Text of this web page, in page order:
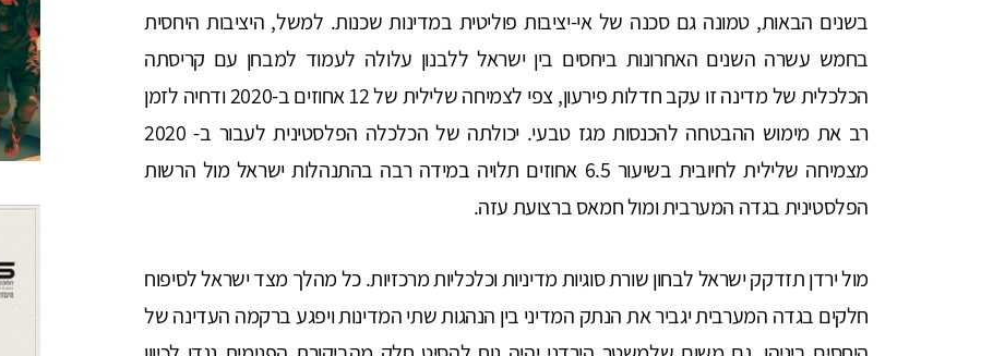
בשנים הבאות, טמונה גם סכנה של אי-יציבות פוליטית במדינות שכנות. למשל, היציבות היחסית
בחמש עשרה השנים האחרונות ביחסים בין ישראל ללבנון עלולה לעמוד למבחן עם קריסתה
הכלכלית של מדינה זו עקב חדלות פירעון, צפי לצמיחה שלילית של 12 אחוזים ב-2020 ודחיה לזמן
רב את מימוש ההבטחה להכנסות מגז טבעי. יכולתה של הכלכלה הפלסטינית לעבור ב- 2020
מצמיחה שלילית לחיובית בשיעור 6.5 אחוזים תלויה במידה רבה בהתנהלות ישראל מול הרשות
הפלסטינית בגדה המערבית ומול חמאס ברצועת עזה.
מול ירדן תזדקק ישראל לבחון שורת סוגיות מדיניות וכלכליות מרכזיות. כל מהלך מצד ישראל לסיפוח
חלקים בגדה המערבית יגביר את הנתק המדיני בין הנהגות שתי המדינות ויפגע ברקמה העדינה של